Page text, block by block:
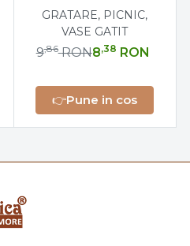
– Ideală pentru
Camping și Gătit în Aer
Liber
GRATARE, PICNIC,
VASE GATIT
8,38 RON
9,86 RON
👉Pune in cos